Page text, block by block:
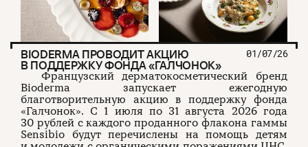
BIODERMA ПРОВОДИТ АКЦИЮ
В ПОДДЕРЖКУ ФОНДА «ГАЛЧОНОК»
01/07/26
Французский дерматокосметический бренд
Bioderma запускает ежегодную
благотворительную акцию в поддержку фонда
«Галчонок». С 1 июля по 31 августа 2026 года
30 рублей с каждого проданного флакона гаммы
Sensibio будут перечислены на помощь детям